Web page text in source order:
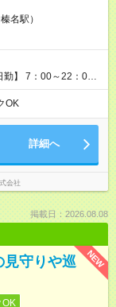
があります。 雇用
円以上
名駅）
勤】 7：00～22：00
OK
詳細へ
会社
掲載日：2026.08.08
NEW
守りや巡
OK